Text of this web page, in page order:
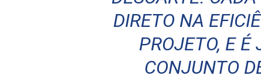
DIRETO NA
PROJETO, E
CONJUNTO